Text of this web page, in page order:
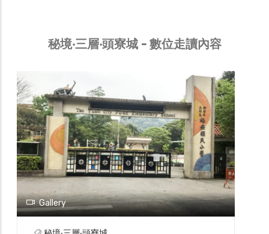
秘境‧三層‧頭寮城 - 數位走讀內容
秘境‧三層‧頭寮城
02美華慈聖宮
大溪慈聖宮主祀三媽為主，配祀註生娘娘、
神農大帝，是美華里民重要的信仰中心。清
乾隆三十五年（1770），大溪李氏先祖李
善明自福建漳州渡海來台時，從湄州請一尊
俗稱為三媽的天上聖母來台，在小角仔地區
開展基業，家業日隆之後，遂建祠奉祀。因
為媽祖神靈顯赫，遠近村民都前來祈拜。祠
堂年久失修，由信眾成立重建委員會，發動
歷史建物 北部